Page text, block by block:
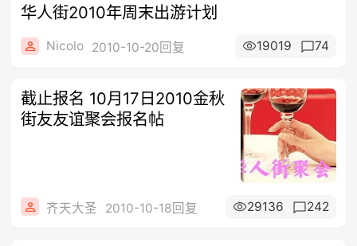
华人街2010年周末出游计划
Nicolo 2010-10-20回复 19019 74
截止报名 10月17日2010金秋
街友友谊聚会报名帖
齐天大圣 2010-10-18回复 29136 242